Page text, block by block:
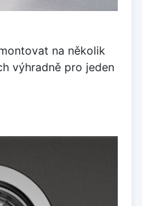
na několik
výhradně pro jeden